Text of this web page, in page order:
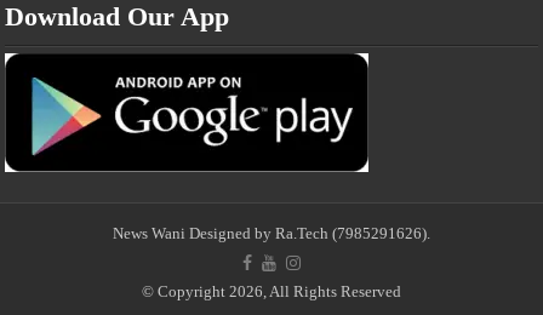
Download Our App
News Wani Designed by Ra.Tech (7985291626).
© Copyright 2026, All Rights Reserved